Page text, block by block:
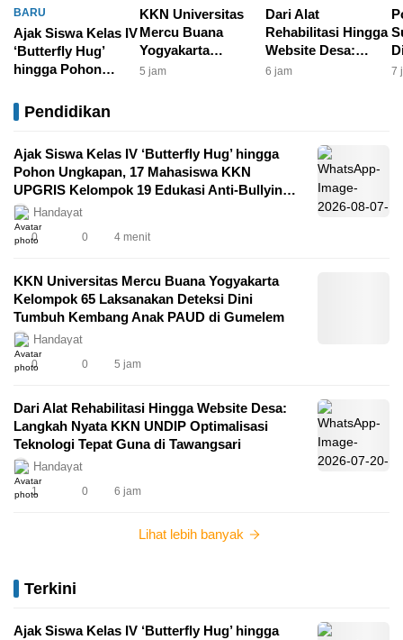
BARU
Ajak Siswa Kelas IV
‘Butterfly Hug’
hingga Pohon
Mahasiswa KKN
UPGRIS Kelompok
Bullying di SDN
Lodoyong 03
KKN Universitas
Mercu Buana
Yogyakarta
Kelompok 65
5 jam
Dari Alat
Rehabilitasi Hingga
Website Desa:
Langkah Nyata
6 jam 7
Pendidikan
Ajak Siswa Kelas IV ‘Butterfly Hug’ hingga
Pohon Ungkapan, 17 Mahasiswa KKN
UPGRIS Kelompok 19 Edukasi Anti-Bullying
di SDN Lodoyong 03
Handayat
0 0 4 menit
KKN Universitas Mercu Buana Yogyakarta
Kelompok 65 Laksanakan Deteksi Dini
Tumbuh Kembang Anak PAUD di Gumelem
Handayat
0 0 5 jam
Dari Alat Rehabilitasi Hingga Website Desa:
Langkah Nyata KKN UNDIP Optimalisasi
Teknologi Tepat Guna di Tawangsari
Handayat
1 0 6 jam
Lihat lebih banyak
Terkini
Ajak Siswa Kelas IV ‘Butterfly Hug’ hingga